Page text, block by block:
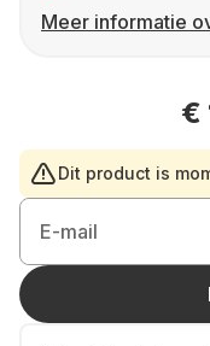
Meer informatie
€
Dit product is
E-mail